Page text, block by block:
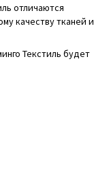
отличаются
качеству тканей и
Текстиль будет